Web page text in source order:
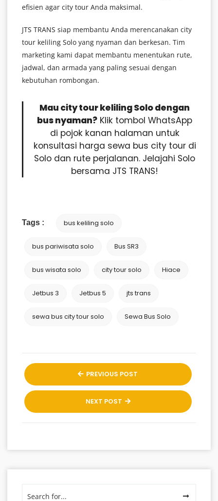
efisien agar city tour Anda maksimal.
JTS TRANS siap membantu Anda merencanakan city
tour keliling Solo yang nyaman dan berkesan. Tim
marketing kami dapat membantu menentukan rute,
jadwal, dan armada yang paling sesuai dengan
kebutuhan rombongan.
Mau city tour keliling Solo dengan
bus nyaman? Klik tombol WhatsApp
di pojok kanan halaman untuk
konsultasi harga sewa bus city tour di
Solo dan rute perjalanan. Jelajahi Solo
bersama JTS TRANS!
Tags : bus keliling solo
bus pariwisata solo Bus SR3
bus wisata solo city tour solo Hiace
Jetbus 3 Jetbus 5 jts trans
sewa bus city tour solo Sewa Bus Solo
PREVIOUS POST
NEXT POST